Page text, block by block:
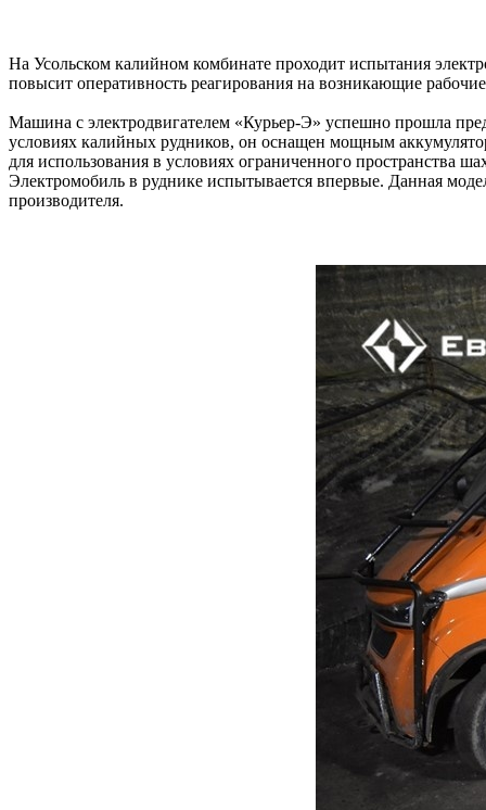
На Усольском калийном комбинате проходит испытания
повысит оперативность реагирования на возникающие
Машина с электродвигателем «Курьер-Э» успешно прошла
условиях калийных рудников, он оснащен мощным
для использования в условиях ограниченного пространства
Электромобиль в руднике испытывается впервые. Данная
производителя.